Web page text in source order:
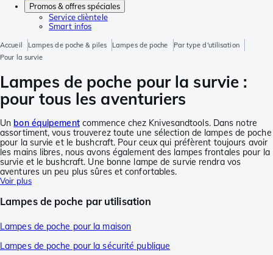
Promos & offres spéciales
Service clièntele
Smart infos
Accueil Lampes de poche & piles Lampes de poche
Par type d'utilisation
Pour la survie
Lampes de poche pour la survie :
pour tous les aventuriers
Un bon équipementcommence chez Knivesandtools. Dans notre
assortiment, vous trouverez toute une sélection de lampes de poche
pour la survie et le bushcraft. Pour ceux qui préfèrent toujours avoir
les mains libres, nous avons également des lampes frontales pour la
survie et le bushcraft. Une bonne lampe de survie rendra vos
aventures un peu plus sûres et confortables.
Voir plus
Lampes de poche par utilisation
Lampes de poche pour la maison
Lampes de poche pour la sécurité publique